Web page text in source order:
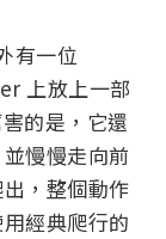
有一位
上放上一部
的是，它還
慢慢走向前
，整個動作
經典爬行的